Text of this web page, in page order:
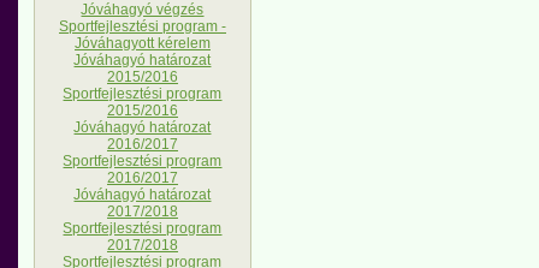
Jóváhagyó végzés
Sportfejlesztési program -
Jóváhagyott kérelem
Jóváhagyó határozat
2015/2016
Sportfejlesztési program
2015/2016
Jóváhagyó határozat
2016/2017
Sportfejlesztési program
2016/2017
Jóváhagyó határozat
2017/2018
Sportfejlesztési program
2017/2018
Sportfejlesztési program